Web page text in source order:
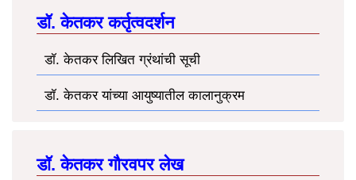
डॉ. केतकर कर्तृत्वदर्शन
डॉ. केतकर लिखित ग्रंथांची सूची
डॉ. केतकर यांच्या आयुष्यातील कालानुक्रम
डॉ. केतकर गौरवपर लेख